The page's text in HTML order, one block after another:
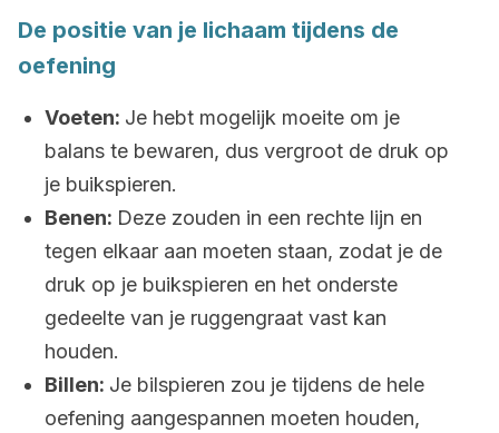
De positie van je lichaam tijdens de
oefening
Voeten: Je hebt mogelijk moeite om je
balans te bewaren, dus vergroot de druk op
je buikspieren.
Benen: Deze zouden in een rechte lijn en
tegen elkaar aan moeten staan, zodat je de
druk op je buikspieren en het onderste
gedeelte van je ruggengraat vast kan
houden.
Billen: Je bilspieren zou je tijdens de hele
oefening aangespannen moeten houden,